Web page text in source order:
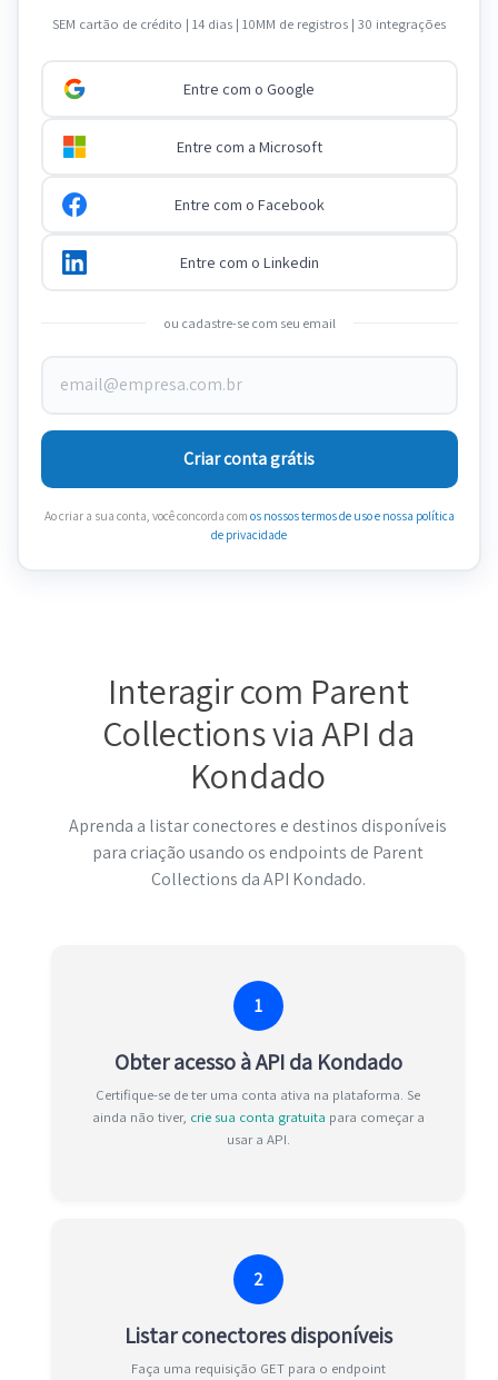
SEM cartão de crédito | 14 dias | 10MM de registros | 30 integrações
Entre com o Google
Entre com a Microsoft
Entre com o Facebook
Entre com o Linkedin
ou cadastre-se com seu email
Criar conta grátis
Ao criar a sua conta, você concorda com os nossos termos de usoe nossa política
de privacidade
Interagir com Parent
Collections via API da
Kondado
Aprenda a listar conectores e destinos disponíveis
para criação usando os endpoints de Parent
Collections da API Kondado.
1
Obter acesso à API da Kondado
Certifique-se de ter uma conta ativa na plataforma. Se
ainda não tiver, crie sua conta gratuita para começar a
usar a API.
2
Listar conectores disponíveis
Faça uma requisição GET para o endpoint